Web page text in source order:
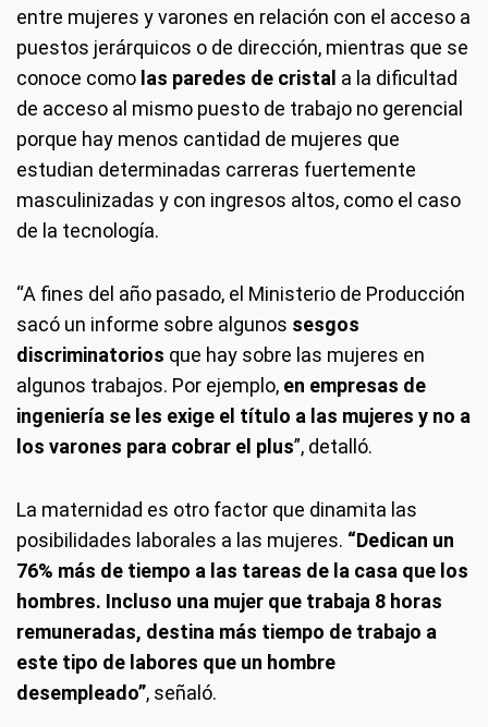
entre mujeres y varones en relación con el acceso a
puestos jerárquicos o de dirección, mientras que se
conoce como las paredes de cristal a la dificultad
de acceso al mismo puesto de trabajo no gerencial
porque hay menos cantidad de mujeres que
estudian determinadas carreras fuertemente
masculinizadas y con ingresos altos, como el caso
de la tecnología.
“A fines del año pasado, el Ministerio de Producción
sacó un informe sobre algunos sesgos
discriminatorios que hay sobre las mujeres en
algunos trabajos. Por ejemplo, en empresas de
ingeniería se les exige el título a las mujeres y no a
los varones para cobrar el plus”, detalló.
La maternidad es otro factor que dinamita las
posibilidades laborales a las mujeres. “Dedican un
76% más de tiempo a las tareas de la casa que los
hombres. Incluso una mujer que trabaja 8 horas
remuneradas, destina más tiempo de trabajo a
este tipo de labores que un hombre
desempleado”, señaló.